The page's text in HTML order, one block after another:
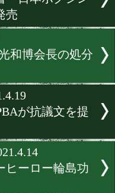
始
間中の対象地域
白書「日本ボク
」発売